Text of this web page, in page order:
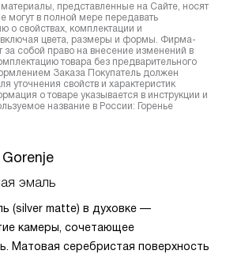
представленные на Сайте, носят
могут в полной мере передавать
о свойствах, комплектации и
включая цвета, размеры и формы. Фирма-
за собой право на внесение изменений в
товара без предварительного
Заказа Покупатель должен
уточнения свойств и характеристик
о товаре указывается в инструкции и
название в России: Горенье
Gorenje
эмаль
(silver matte) в духовке —
камеры, сочетающее
Матовая серебристая поверхность